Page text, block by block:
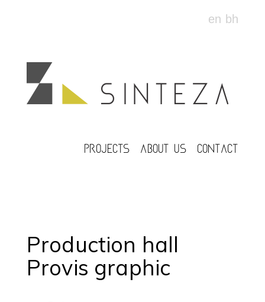
en bh
PROJECTS ABOUT US CONTACT
Production hall
Provis graphic